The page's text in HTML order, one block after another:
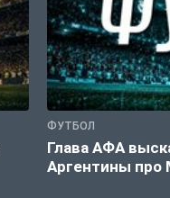
ФУТБОЛ
Глава АФА
Аргентины про